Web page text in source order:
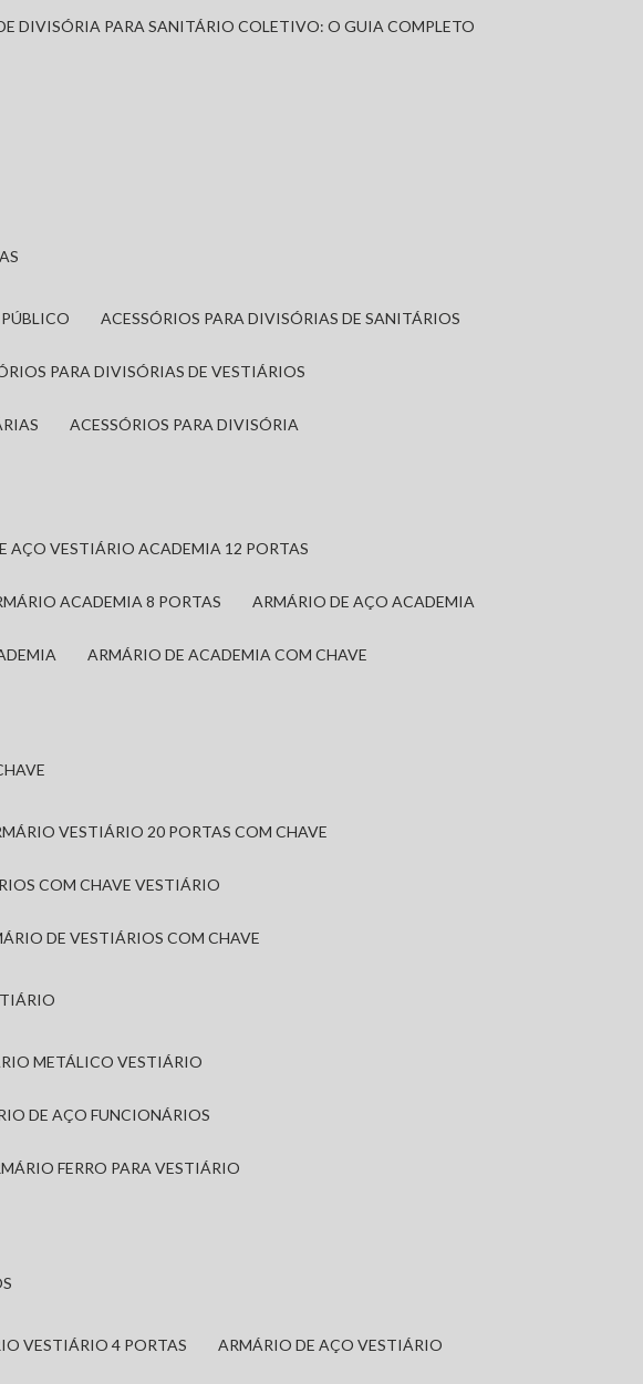
DIVISÓRIA PARA SANITÁRIO COLETIVO: O GUIA COMPLETO
ACESSÓRIOS PARA DIVISÓRIAS DE SANITÁRIOS
PARA DIVISÓRIAS DE VESTIÁRIOS
ACESSÓRIOS PARA DIVISÓRIA
AÇO VESTIÁRIO ACADEMIA 12 PORTAS
ACADEMIA 8 PORTAS ARMÁRIO DE AÇO ACADEMIA
ARMÁRIO DE ACADEMIA COM CHAVE
VESTIÁRIO 20 PORTAS COM CHAVE
COM CHAVE VESTIÁRIO
DE VESTIÁRIOS COM CHAVE
METÁLICO VESTIÁRIO
DE AÇO FUNCIONÁRIOS
FERRO PARA VESTIÁRIO
VESTIÁRIO 4 PORTAS ARMÁRIO DE AÇO VESTIÁRIO